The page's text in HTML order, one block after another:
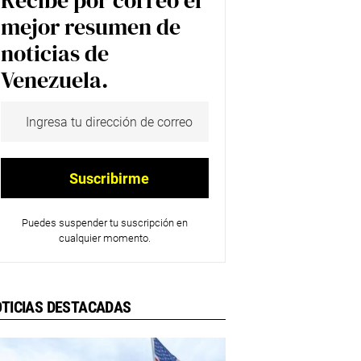
mejor resumen de
noticias de
Venezuela.
Puedes suspender tu suscripción en
cualquier momento.
DESTACADAS